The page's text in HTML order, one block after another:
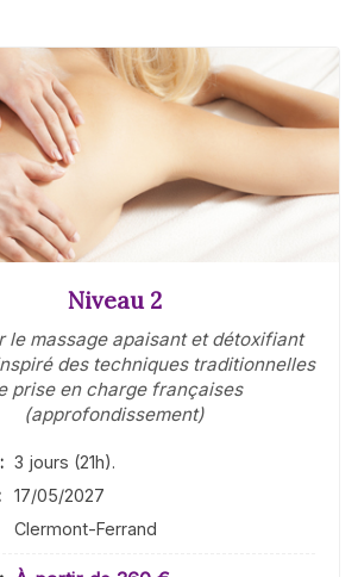
Niveau 2
le massage apaisant et détoxifiant
des techniques traditionnelles
prise en charge françaises
(approfondissement)
3 jours (21h).
17/05/2027
Clermont-Ferrand